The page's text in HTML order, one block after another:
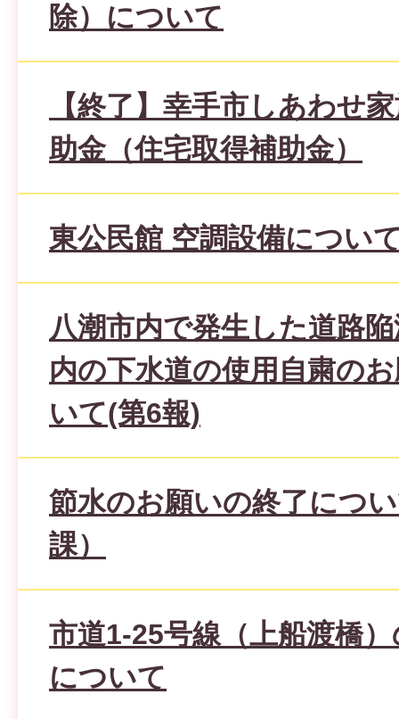
除）について
【終了】幸手市しあわせ
助金（住宅取得補助金）
東公民館 空調設備につい
八潮市内で発生した道路
内の下水道の使用自粛の
いて(第6報)
節水のお願いの終了につ
課）
市道1-25号線（上船渡橋
について